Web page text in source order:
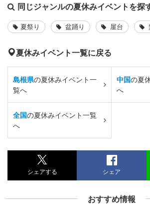
同じジャンルの夏休みイベントを探
夏祭り 盆踊り 屋台
夏休みイベント一覧に戻る
島根県の夏休みイベント一
覧へ
中国の夏
へ
全国の夏休みイベント一覧
へ
シェアする シェア
おすすめ情報